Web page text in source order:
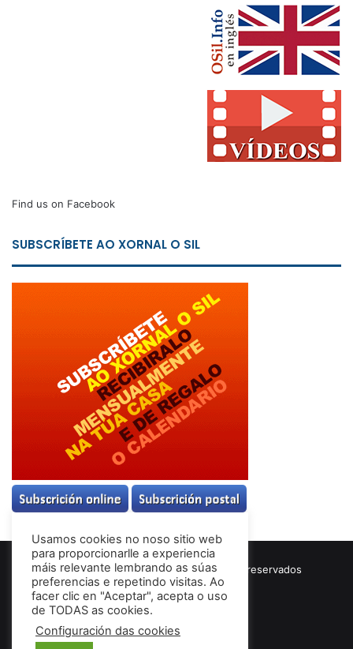
Find us on Facebook
SUBSCRÍBETE AO XORNAL O SIL
© Copyright 2026, Todos los derechos reservados
Términos & Condiciones
Usamos cookies no noso sitio web
para proporcionarlle a experiencia
máis relevante lembrando as súas
preferencias e repetindo visitas. Ao
facer clic en "Aceptar", acepta o uso
de TODAS as cookies.
Configuración das cookies